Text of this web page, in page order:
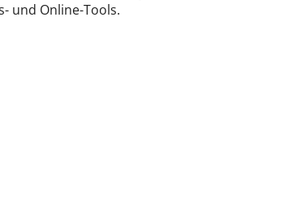
und Online-Tools.